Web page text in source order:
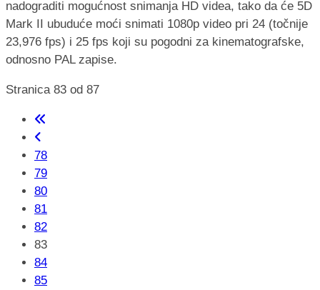
nadograditi mogućnost snimanja HD videa, tako da će 5D
Mark II ubuduće moći snimati 1080p video pri 24 (točnije
23,976 fps) i 25 fps koji su pogodni za kinematografske,
odnosno PAL zapise.
Stranica 83 od 87
78
79
80
81
82
83
84
85